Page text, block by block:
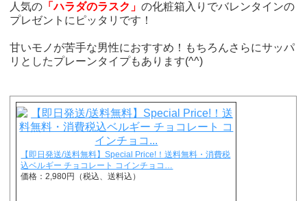
人気の 「ハラダのラスク」の化粧箱入りでバレンタインの
プレゼントにピッタリです！
甘いモノが苦手な男性におすすめ！もちろんさらにサッパ
リとしたプレーンタイプもあります(^^)
【即日発送/送料無料】Special Price!！送料無料・消費税
込ベルギー チョコレート コインチョコ…
価格：2,980円（税込、送料込）